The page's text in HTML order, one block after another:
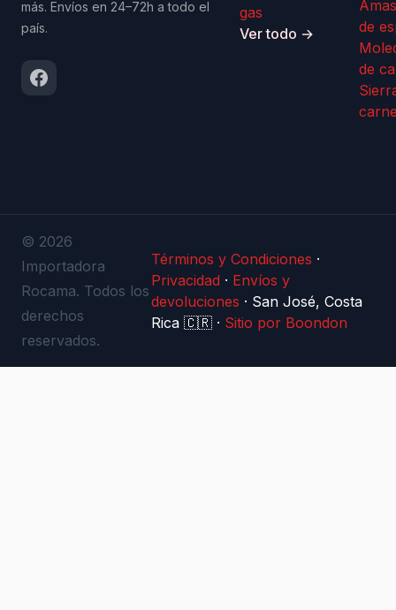
más. Envíos en 24–72h a todo el
país.
gas
Ver todo →
de
de
© 2026
Importadora
Rocama. Todos los
derechos
reservados.
Términos y Condiciones ·
Privacidad · Envíos y
devoluciones · San José, Costa
Rica 🇨🇷 · Sitio por Boondon